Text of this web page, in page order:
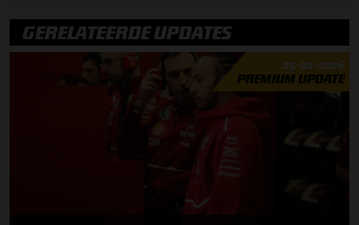
GERELATEERDE UPDATES
25-01-2026
PREMIUM UPDATE